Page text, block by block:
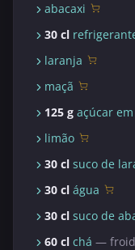
abacaxi
30 cl
laranja
maçã
125 g açúcar
limão
30 cl suco de
30 cl água
30 cl suco de
60 cl chá — froid